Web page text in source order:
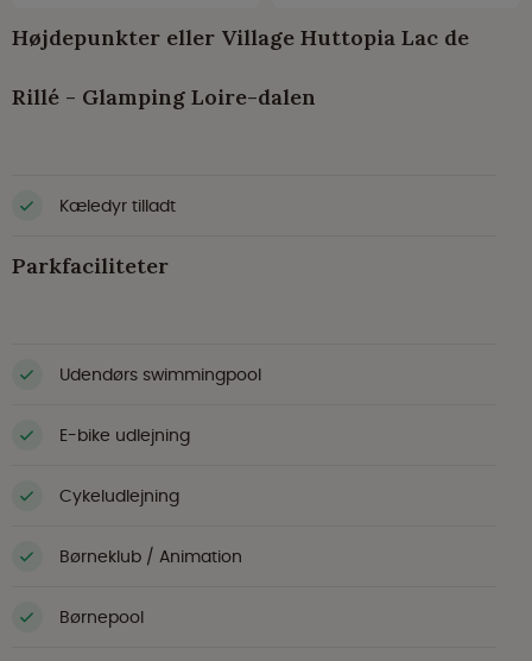
Højdepunkter eller Village Huttopia Lac de
Rillé - Glamping Loire-dalen
Kæledyr tilladt
Parkfaciliteter
Udendørs swimmingpool
E-bike udlejning
Cykeludlejning
Børneklub / Animation
Børnepool